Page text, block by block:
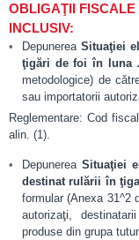
OBLIGAŢII
INCLUSIV:
Depunerea Situaţiei
ţigări de foi în
metodologice) de
sau importatorii
Reglementare: Cod
alin. (1).
DepunereaSituaţiei
destinat rulării în
formular (Anexa 31^2
autorizaţi,
produse din grupa